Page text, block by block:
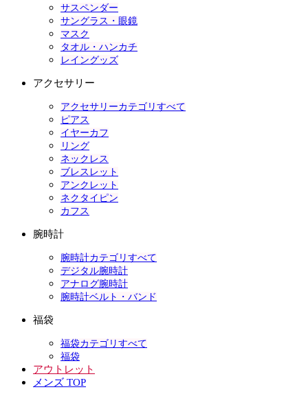
サスペンダー
サングラス・眼鏡
マスク
タオル・ハンカチ
レイングッズ
アクセサリー
アクセサリーカテゴリすべて
ピアス
イヤーカフ
リング
ネックレス
ブレスレット
アンクレット
ネクタイピン
カフス
腕時計
腕時計カテゴリすべて
デジタル腕時計
アナログ腕時計
腕時計ベルト・バンド
福袋
福袋カテゴリすべて
福袋
アウトレット
メンズ TOP